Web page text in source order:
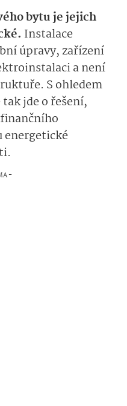
bytu je jejich
Instalace
úpravy, zařízení
a není
S ohledem
jde o řešení,
energetické